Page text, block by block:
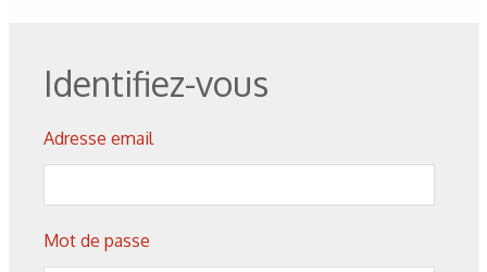
Les derniers articles sur ce
thème
Identifiez-vous
Adresse email
Mot de passe